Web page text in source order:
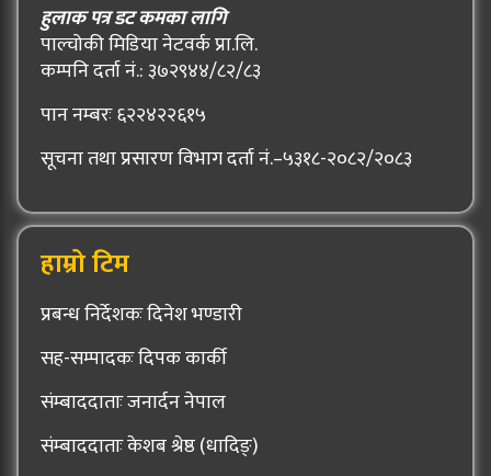
हुलाक पत्र डट कमका लागि
पाल्चोकी मिडिया नेटवर्क प्रा.लि.
कम्पनि दर्ता नं.: ३७२९४४/८२/८३
पान नम्बरः ६२२४२२६१५
सूचना तथा प्रसारण विभाग दर्ता नं.–५३१८-२०८२/२०८३
हाम्रो टिम
प्रबन्ध निर्देशकः दिनेश भण्डारी
सह-सम्पादकः दिपक कार्की
संम्बाददाताः जनार्दन नेपाल
संम्बाददाताः केशब श्रेष्ठ (धादिङ्)